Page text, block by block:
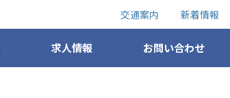
求人情報 お問い合わせ
交通案内 新着情報